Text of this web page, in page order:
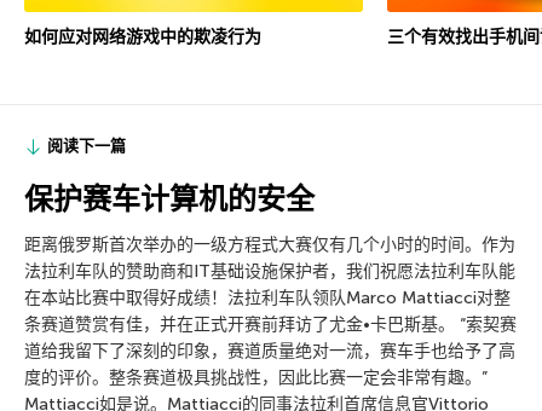
如何应对网络游戏中的欺凌行为 三个有效找出手机
阅读下一篇
保护赛车计算机的安全
距离俄罗斯首次举办的一级方程式大赛仅有几个小时的时间。作为
法拉利车队的赞助商和IT基础设施保护者，我们祝愿法拉利车队能
在本站比赛中取得好成绩！法拉利车队领队Marco Mattiacci对整
条赛道赞赏有佳，并在正式开赛前拜访了尤金•卡巴斯基。 “索契赛
道给我留下了深刻的印象，赛道质量绝对一流，赛车手也给予了高
度的评价。整条赛道极具挑战性，因此比赛一定会非常有趣。”
Mattiacci如是说。Mattiacci的同事法拉利首席信息官Vittorio